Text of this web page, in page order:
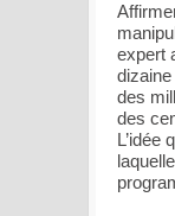
expert
des
des
L’idée